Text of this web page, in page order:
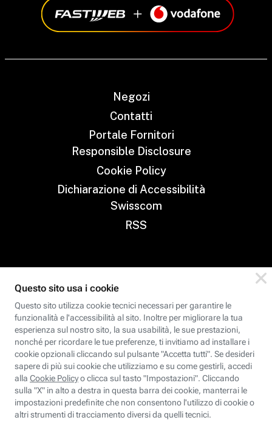
Negozi
Contatti
Portale Fornitori
Responsible Disclosure
Cookie Policy
Dichiarazione di Accessibilità
Swisscom
RSS